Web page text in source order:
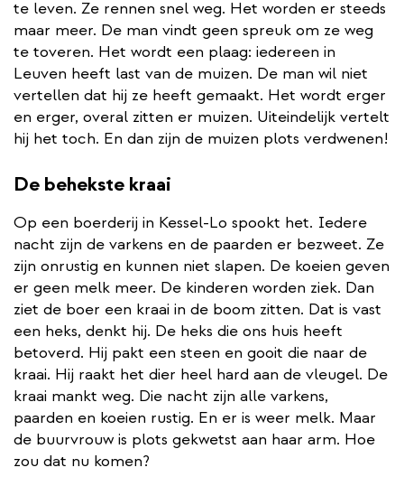
te leven. Ze rennen snel weg. Het worden er steeds
maar meer. De man vindt geen spreuk om ze weg
te toveren. Het wordt een plaag: iedereen in
Leuven heeft last van de muizen. De man wil niet
vertellen dat hij ze heeft gemaakt. Het wordt erger
en erger, overal zitten er muizen. Uiteindelijk vertelt
hij het toch. En dan zijn de muizen plots verdwenen!
De behekste kraai
Op een boerderij in Kessel-Lo spookt het. Iedere
nacht zijn de varkens en de paarden er bezweet. Ze
zijn onrustig en kunnen niet slapen. De koeien geven
er geen melk meer. De kinderen worden ziek. Dan
ziet de boer een kraai in de boom zitten. Dat is vast
een heks, denkt hij. De heks die ons huis heeft
betoverd. Hij pakt een steen en gooit die naar de
kraai. Hij raakt het dier heel hard aan de vleugel. De
kraai mankt weg. Die nacht zijn alle varkens,
paarden en koeien rustig. En er is weer melk. Maar
de buurvrouw is plots gekwetst aan haar arm. Hoe
zou dat nu komen?